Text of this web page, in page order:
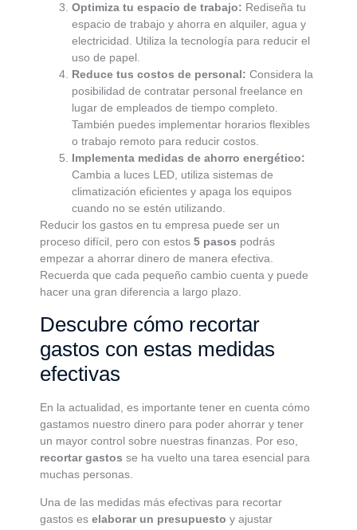
Optimiza tu espacio de trabajo: Rediseña tu
espacio de trabajo y ahorra en alquiler, agua y
electricidad. Utiliza la tecnología para reducir el
uso de papel.
Reduce tus costos de personal: Considera la
posibilidad de contratar personal freelance en
lugar de empleados de tiempo completo.
También puedes implementar horarios flexibles
o trabajo remoto para reducir costos.
Implementa medidas de ahorro energético:
Cambia a luces LED, utiliza sistemas de
climatización eficientes y apaga los equipos
cuando no se estén utilizando.
Reducir los gastos en tu empresa puede ser un
proceso difícil, pero con estos 5 pasos podrás
empezar a ahorrar dinero de manera efectiva.
Recuerda que cada pequeño cambio cuenta y puede
hacer una gran diferencia a largo plazo.
Descubre cómo recortar
gastos con estas medidas
efectivas
En la actualidad, es importante tener en cuenta cómo
gastamos nuestro dinero para poder ahorrar y tener
un mayor control sobre nuestras finanzas. Por eso,
recortar gastos se ha vuelto una tarea esencial para
muchas personas.
Una de las medidas más efectivas para recortar
gastos es elaborar un presupuesto y ajustar